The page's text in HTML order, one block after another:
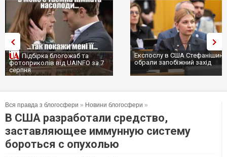
Підбірка блогожаб та
фотоприколів від UAINFO за 7
серпня
Експослу в США
обрали запобіжний захід
Вся правда з блогосфери » Новини блогосфери »
В США разработали средство,
заставляющее иммунную систему
бороться с опухолью